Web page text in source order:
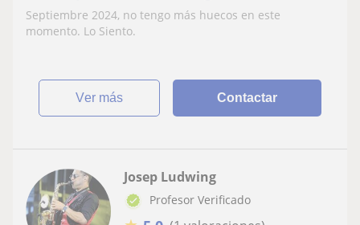
Septiembre 2024, no tengo más huecos en este
momento. Lo Siento.
ver más Contactar
Josep Ludwing
Profesor Verificado